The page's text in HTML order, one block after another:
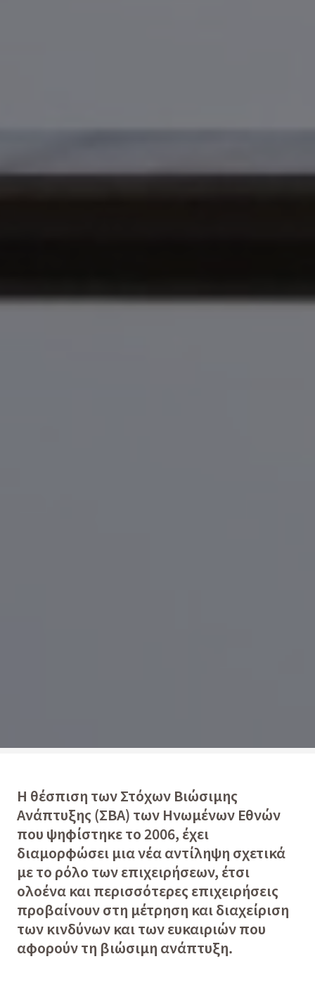
Η θέσπιση των Στόχων Βιώσιμης
Ανάπτυξης (ΣΒΑ) των Ηνωμένων Εθνών
που ψηφίστηκε το 2006, έχει
διαμορφώσει μια νέα αντίληψη σχετικά
με το ρόλο των επιχειρήσεων, έτσι
ολοένα και περισσότερες επιχειρήσεις
προβαίνουν στη μέτρηση και διαχείριση
των κινδύνων και των ευκαιριών που
αφορούν τη βιώσιμη ανάπτυξη.